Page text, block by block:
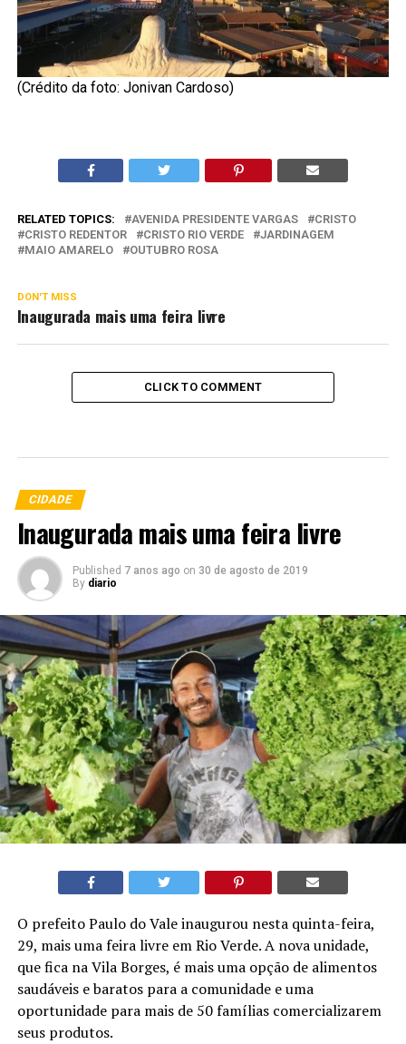
(Crédito da foto: Jonivan Cardoso)
RELATED TOPICS: AVENIDA PRESIDENTE VARGAS
CRISTO
CRISTO REDENTOR
CRISTO RIO VERDE
JARDINAGEM
MAIO AMARELO
OUTUBRO ROSA
DON'T MISS
Inaugurada mais uma feira livre
CLICK TO COMMENT
CIDADE
Inaugurada mais uma feira livre
Published 7 anos ago on 30 de agosto de 2019
By diario
O prefeito Paulo do Vale inaugurou nesta quinta-feira,
29, mais uma feira livre em Rio Verde. A nova unidade,
que fica na Vila Borges, é mais uma opção de alimentos
saudáveis e baratos para a comunidade e uma
oportunidade para mais de 50 famílias comercializarem
seus produtos.